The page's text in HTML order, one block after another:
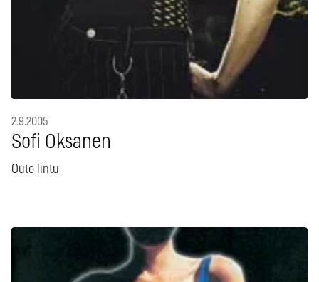
2.9.2005
Sofi Oksanen
Outo lintu